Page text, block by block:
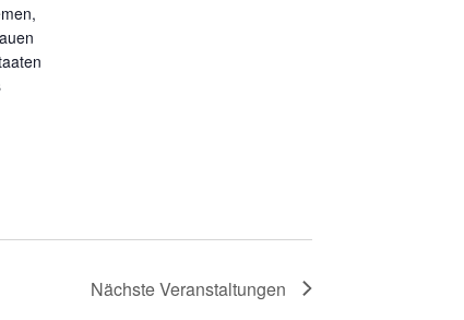
NächsteVeranstaltungen